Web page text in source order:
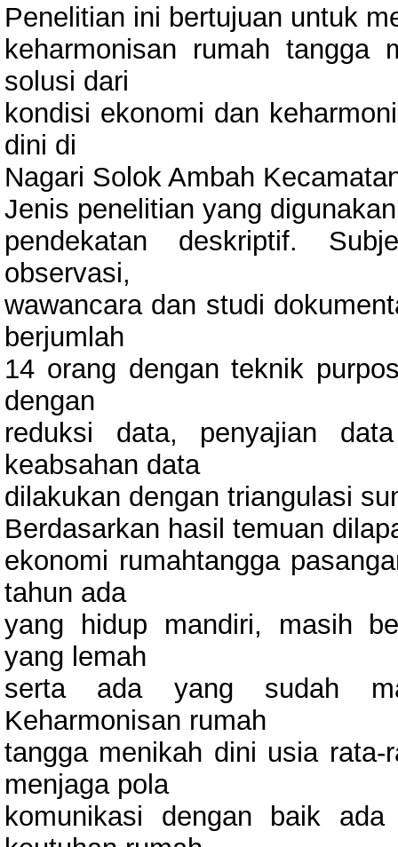
Penelitian ini bertujuan untuk
keharmonisan rumah
solusi dari
kondisi ekonomi dan
dini di
Nagari Solok Ambah
Jenis penelitian yang
pendekatan deskriptif.
observasi,
wawancara dan studi
berjumlah
14 orang dengan teknik
dengan
reduksi data, penyajian
keabsahan data
dilakukan dengan triangulasi
Berdasarkan hasil temuan
ekonomi rumahtangga
tahun ada
yang hidup mandiri, masih
yang lemah
serta ada yang sudah
Keharmonisan rumah
tangga menikah dini usia
menjaga pola
komunikasi dengan baik